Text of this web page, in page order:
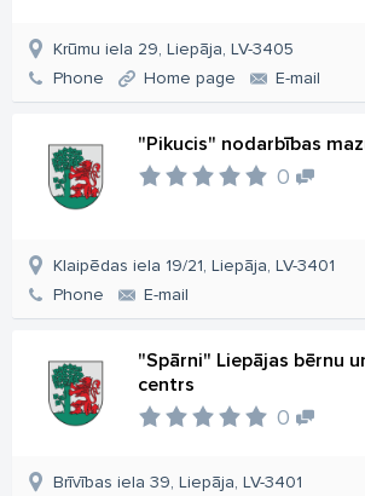
Krūmu iela 29, Liepāja, LV-3405
Phone
Home page E-mail
"Pikucis" nodarbības
0
Klaipēdas iela 19/21, Liepāja, LV-3401
Phone
E-mail
"Spārni" Liepājas bērnu
centrs
0
Brīvības iela 39, Liepāja, LV-3401